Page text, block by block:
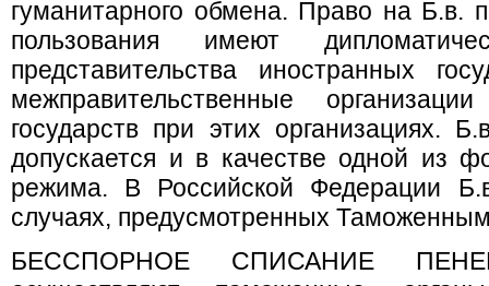
гуманитарного обмена. Право на Б.в.
пользования имеют
представительства иностранных
межправительственные
государств при этих организациях.
допускается и в качестве одной из
режима. В Российской Федерации
случаях, предусмотренных
БЕССПОРНОЕ СПИСАНИЕ